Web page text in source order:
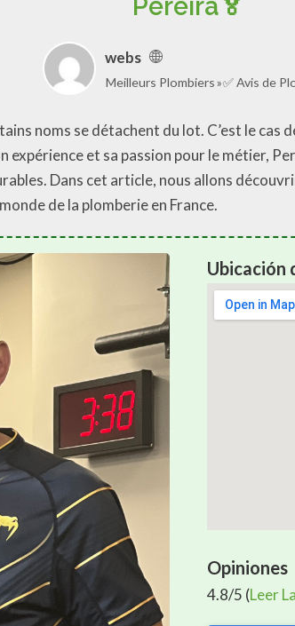
Pereira🏅
webs
Meilleurs Plombiers ✅ Avis de
noms se détachent du lot. C’est le cas
expérience et sa passion pour le métier,
Dans cet article, nous allons
de la plomberie en France.
Ubicación
Opiniones
4.8/5 (Leer